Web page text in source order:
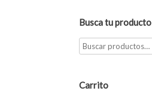
Busca tu producto
Carrito